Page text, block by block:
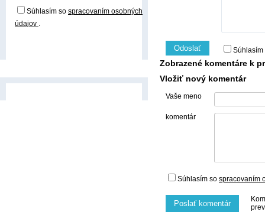
Odoslať
Zobrazené komentáre k
Vložiť nový komentár
Vaše meno
komentár
Súhlasím so spracovaním
Poslať komentár
Súhlasím so spracovaním osobných
údajov .